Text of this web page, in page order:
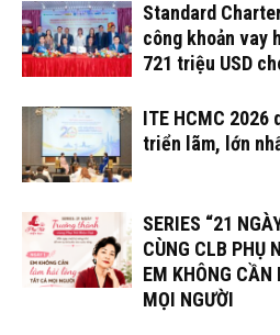
Standard
công khoản vay
721 triệu USD
ITE HCMC 2026
triển lãm, lớn
SERIES “21
CÙNG CLB PHỤ
EM KHÔNG
MỌI NGƯỜI